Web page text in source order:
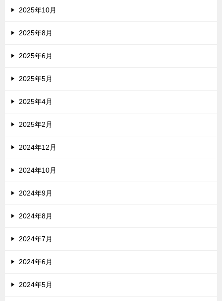
2025年10月
2025年8月
2025年6月
2025年5月
2025年4月
2025年2月
2024年12月
2024年10月
2024年9月
2024年8月
2024年7月
2024年6月
2024年5月